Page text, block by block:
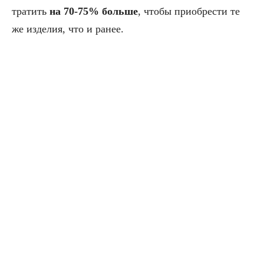
тратить на 70-75% больше, чтобы приобрести те
же изделия, что и ранее.